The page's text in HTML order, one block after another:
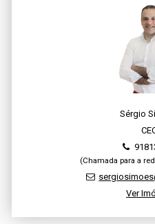
Sérgio
(Chamada para a
Ver